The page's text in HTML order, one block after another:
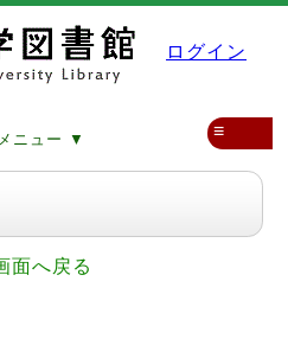
ログイン
ニュー ▼ ≡
面へ戻る